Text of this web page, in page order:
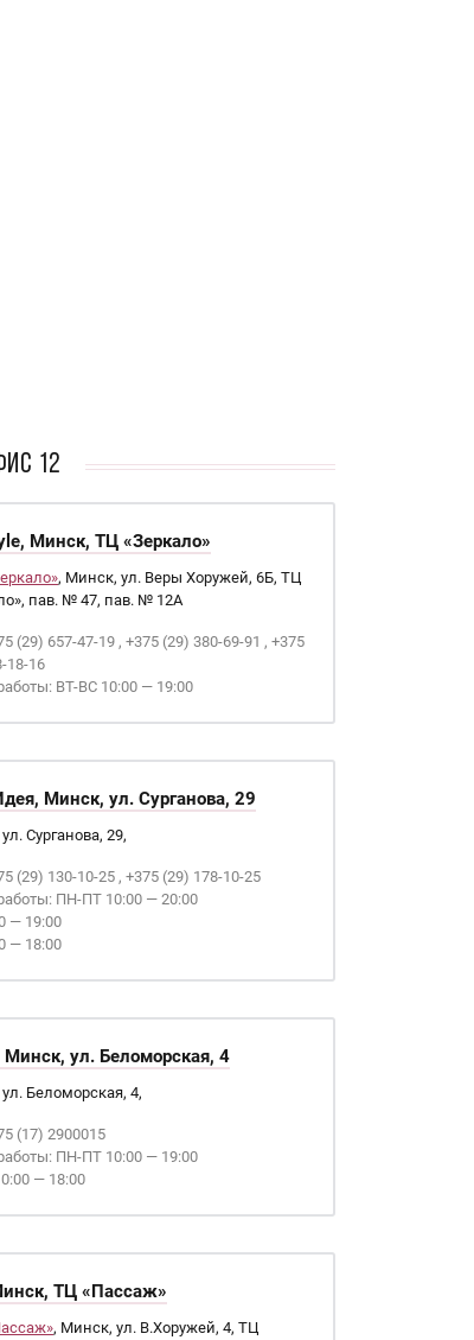
12
Минск, ТЦ «Зеркало»
, Минск, ул. Веры Хоружей, 6Б, ТЦ
пав. № 47, пав. № 12А
(29) 657-47-19 , +375 (29) 380-69-91 , +375
18-16
ВТ-ВС 10:00 — 19:00
Минск, ул. Сурганова, 29
Сурганова, 29,
(29) 130-10-25 , +375 (29) 178-10-25
ПН-ПТ 10:00 — 20:00
— 19:00
— 18:00
Минск, ул. Беломорская, 4
Беломорская, 4,
(17) 2900015
ПН-ПТ 10:00 — 19:00
— 18:00
ТЦ «Пассаж»
, Минск, ул. В.Хоружей, 4, ТЦ